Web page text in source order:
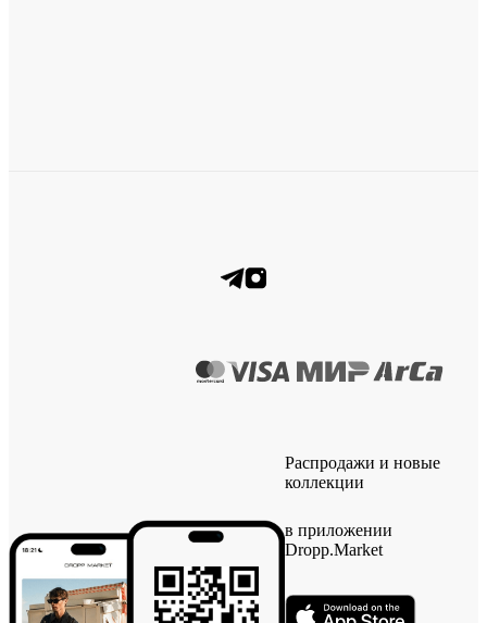
Распродажи и новые
коллекции
в приложении
Dropp.Market